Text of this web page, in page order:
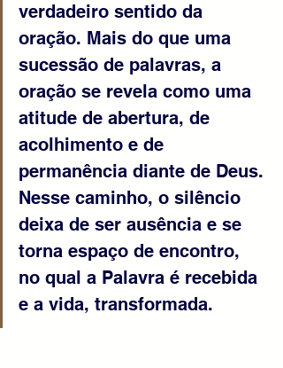
verdadeiro sentido da
oração. Mais do que uma
sucessão de palavras, a
oração se revela como uma
atitude de abertura, de
acolhimento e de
permanência diante de Deus.
Nesse caminho, o silêncio
deixa de ser ausência e se
torna espaço de encontro,
no qual a Palavra é recebida
e a vida, transformada.